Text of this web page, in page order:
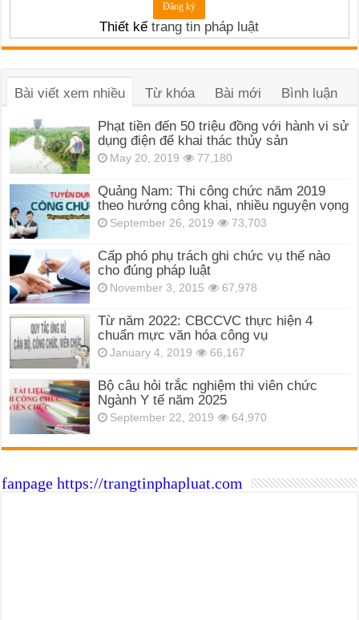
Thiết kếtrang tin pháp luật
Bài viết xem nhiều Từ khóa Bài mới Bình luận
Phạt tiền đến 50 triệu đồng với hành vi sử
dụng điện để khai thác thủy sản
May 20, 2019 77,180
Quảng Nam: Thi công chức năm 2019
theo hướng công khai, nhiều nguyện vọng
September 26, 2019 73,703
Cấp phó phụ trách ghi chức vụ thế nào
cho đúng pháp luật
November 3, 2015 67,978
Từ năm 2022: CBCCVC thực hiện 4
chuẩn mực văn hóa công vụ
January 4, 2019 66,167
Bộ câu hỏi trắc nghiệm thi viên chức
Ngành Y tế năm 2025
September 22, 2019 64,970
fanpage https://trangtinphapluat.com